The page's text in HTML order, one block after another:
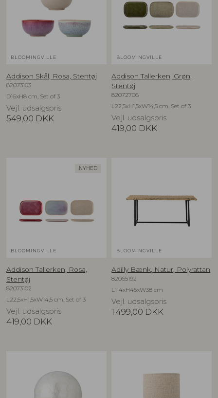
BLOOMINGVILLE
Addison Skål, Rosa, Stentøj
82073103
D16xH8 cm, Set of 3
Vejl. udsalgspris
549,00 DKK
BLOOMINGVILLE
Addison Tallerken, Grøn,
Stentøj
82072706
L22,5xH1,5xW14,5 cm, Set of 3
Vejl. udsalgspris
419,00 DKK
NYHED
BLOOMINGVILLE
Addison Tallerken, Rosa,
Stentøj
82073102
L22,5xH1,5xW14,5 cm, Set of 3
Vejl. udsalgspris
419,00 DKK
BLOOMINGVILLE
Adilly Bænk, Natur, Polyrattan
82065192
L114xH45xW38 cm
Vejl. udsalgspris
1.499,00 DKK